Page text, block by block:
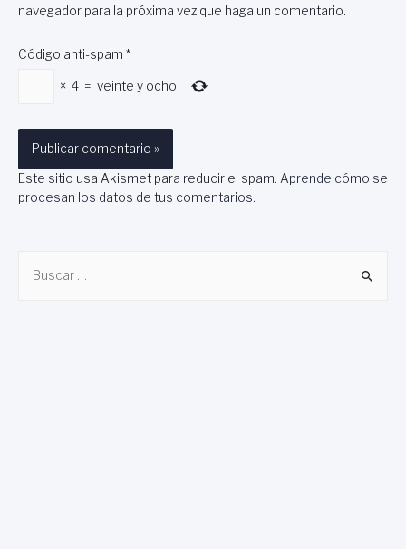
navegador para la próxima vez que haga un comentario.
Código anti-spam *
× 4 = veinte y ocho
Este sitio usa Akismet para reducir el spam. Aprende cómo se
procesan los datos de tus comentarios.